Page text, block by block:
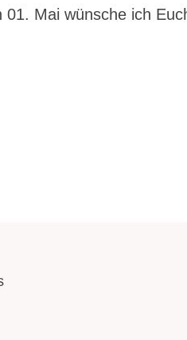
01. Mai wünsche ich